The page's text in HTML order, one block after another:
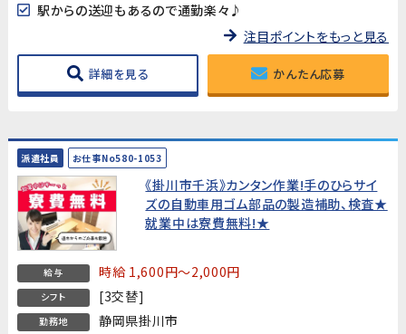
駅からの送迎もあるので通勤楽々♪
注目ポイントをもっと見る
詳細を見る かんたん応募
派遣社員 お仕事No580-1053
《掛川市千浜》カンタン作業!手のひらサイ
ズの自動車用ゴム部品の製造補助、検査★
就業中は寮費無料!★
給与 時給 1,600円～2,000円
シフト [3交替]
勤務地 静岡県掛川市